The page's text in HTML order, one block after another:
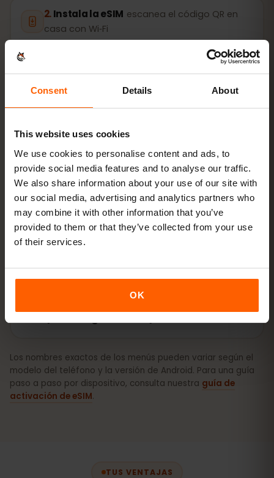
Consent Details About
This website uses cookies
We use cookies to personalise content and ads, to
provide social media features and to analyse our traffic.
We also share information about your use of our site with
our social media, advertising and analytics partners who
may combine it with other information that you’ve
provided to them or that they’ve collected from your use
of their services.
OK
Instala la eSIM escanea el código QR en
casa con Wi‑Fi
Barbados
Datos móviles → Añadir eSIM
Internet → SIM. La validez de tu plan empieza con el
primer uso, no al comprarlo.
¿Tu dispositivo admite eSIM? Comprueba la
compatibilidad
Cómo activar la eSIM en Android
Los nombres exactos de los menús pueden variar según el
modelo del teléfono y la versión de Android. Para una guía
paso a paso por dispositivo, consulta nuestra guía de
activación de eSIM.
TUS VENTAJAS